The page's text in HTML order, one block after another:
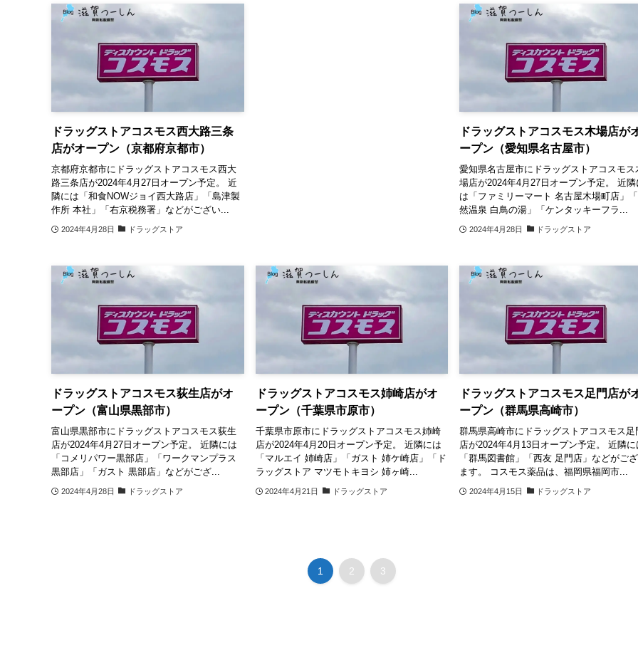
ドラッグストアコスモス西大路三条
店がオープン（京都府京都市）
京都府京都市にドラッグストアコスモス西大
路三条店が2024年4月27日オープン予定。 近
隣には「和食NOWジョイ西大路店」「島津製
作所 本社」「右京税務署」などがござい...
2024年4月28日 ドラッグストア
ドラッグストアコスモス木場店が
ープン（愛知県名古屋市）
愛知県名古屋市にドラッグストアコスモス
場店が2024年4月27日オープン予定。 近隣
は「ファミリーマート 名古屋木場町店」
然温泉 白鳥の湯」「ケンタッキーフラ...
2024年4月28日 ドラッグストア
ドラッグストアコスモス荻生店がオ
ープン（富山県黒部市）
富山県黒部市にドラッグストアコスモス荻生
店が2024年4月27日オープン予定。 近隣には
「コメリパワー黒部店」「ワークマンプラス
黒部店」「ガスト 黒部店」などがござ...
2024年4月28日 ドラッグストア
ドラッグストアコスモス姉崎店がオ
ープン（千葉県市原市）
千葉県市原市にドラッグストアコスモス姉崎
店が2024年4月20日オープン予定。 近隣には
「マルエイ 姉崎店」「ガスト 姉ケ崎店」「ド
ラッグストア マツモトキヨシ 姉ヶ崎...
2024年4月21日 ドラッグストア
ドラッグストアコスモス足門店が
ープン（群馬県高崎市）
群馬県高崎市にドラッグストアコスモス足
店が2024年4月13日オープン予定。 近隣に
「群馬図書館」「西友 足門店」などがご
ます。 コスモス薬品は、福岡県福岡市...
2024年4月15日 ドラッグストア
1 2 3